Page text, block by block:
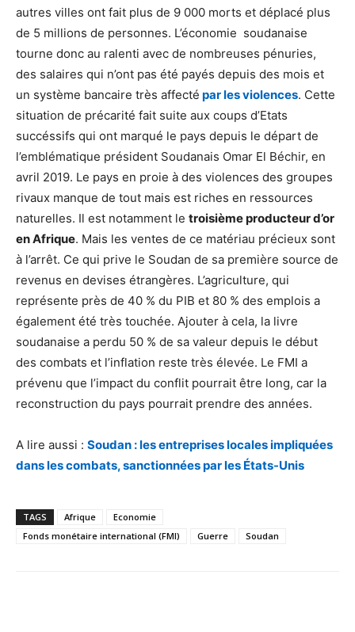
autres villes ont fait plus de 9 000 morts et déplacé plus
de 5 millions de personnes. L’économie soudanaise
tourne donc au ralenti avec de nombreuses pénuries,
des salaires qui n’ont pas été payés depuis des mois et
un système bancaire très affecté par les violences. Cette
situation de précarité fait suite aux coups d’Etats
succéssifs qui ont marqué le pays depuis le départ de
l’emblématique président Soudanais Omar El Béchir, en
avril 2019. Le pays en proie à des violences des groupes
rivaux manque de tout mais est riches en ressources
naturelles. Il est notamment le troisième producteur d’or
en Afrique. Mais les ventes de ce matériau précieux sont
à l’arrêt. Ce qui prive le Soudan de sa première source de
revenus en devises étrangères. L’agriculture, qui
représente près de 40 % du PIB et 80 % des emplois a
également été très touchée. Ajouter à cela, la livre
soudanaise a perdu 50 % de sa valeur depuis le début
des combats et l’inflation reste très élevée. Le FMI a
prévenu que l’impact du conflit pourrait être long, car la
reconstruction du pays pourrait prendre des années.
A lire aussi : Soudan : les entreprises locales impliquées
dans les combats, sanctionnées par les États-Unis
TAGS Afrique
Economie
Fonds monétaire international (FMI)
Guerre Soudan